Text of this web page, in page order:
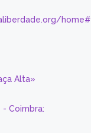
home#
Alta»
Coimbra: